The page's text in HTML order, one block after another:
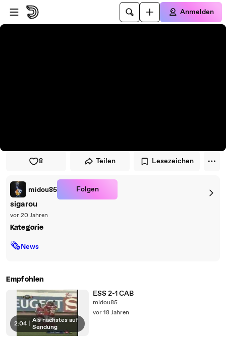
Zum Player springen
Zum Hauptinhalt springen
Anmelden
8 Teilen Lesezeichen
midou85 Folgen
sigarou
vor 20 Jahren
Kategorie
🗞News
Empfohlen
2:04
Als nächstes auf
Sendung
ESS 2-1 CAB
midou85
vor 18 Jahren